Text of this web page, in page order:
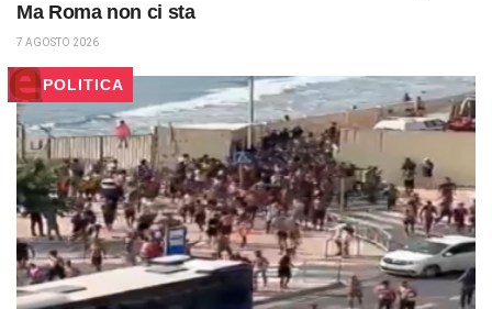
Ma Roma non ci sta
7 AGOSTO 2026
POLITICA